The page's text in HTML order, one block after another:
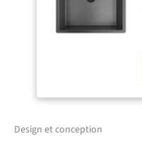
Design et conception